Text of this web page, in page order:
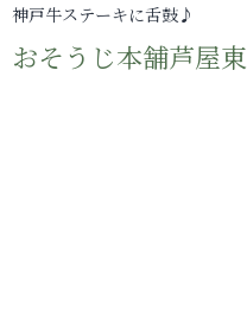
神戸牛ステーキに舌鼓♪
おそうじ本舗芦屋東